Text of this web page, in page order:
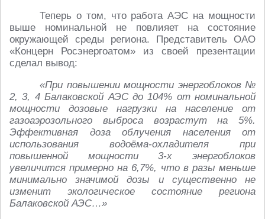
Теперь о том, что работа АЭС на мощности
выше номинальной не повлияет на состояние
окружающей среды региона. Представитель ОАО
«Концерн Росэнергоатом» из своей презентации
сделал вывод:
«При повышении мощности энергоблоков №
2, 3, 4 Балаковской АЭС до 104% от номинальной
мощности дозовые нагрузки на население от
газоаэрозольного выброса возрастут на 5%.
Эффективная доза облучения населения от
использования водоёма-охладителя при
повышенной мощности 3-х энергоблоков
увеличится примерно на 6,7%, что в разы меньше
минимально значимой дозы и существенно не
изменит экологическое состояние региона
Балаковской АЭС…»